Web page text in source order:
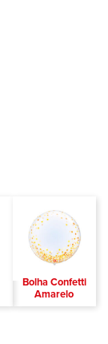
Bolha Confetti
Amarelo